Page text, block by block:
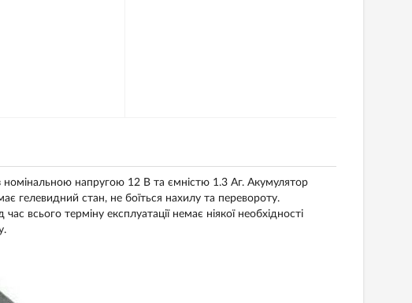
напругою 12 В та ємністю 1.3 Аг. Акумулятор
гелевидний стан, не боїться нахилу та перевороту.
всього терміну експлуатації немає ніякої необхідності